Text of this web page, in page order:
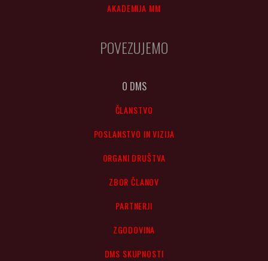
AKADEMIJA MM
POVEZUJEMO
O DMS
ČLANSTVO
POSLANSTVO IN VIZIJA
ORGANI DRUŠTVA
ZBOR ČLANOV
PARTNERJI
ZGODOVINA
DMS SKUPNOSTI